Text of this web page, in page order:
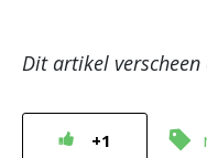
Dit artikel
+1